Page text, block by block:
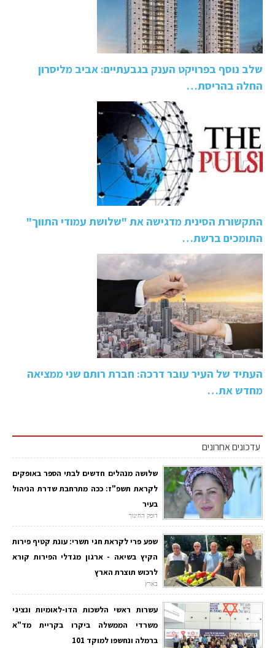
שלב נוסף בפרויקט הענק בגבעתיים: אביב מליסרון
החלה בהריסת…
התקשורת הסינית מדגישה את "שלושת עמודי התווך"
התומכים ברשת…
העתיד של העיר עובר דרכה: חברת רותם שני ממציאה
מחדש את…
עדכונים אחרונים
שלושה מנהלים חדשים לבתי הספר באופקים
לקראת תשפ"ז: ככה מתרחבת שדרת הניהול
בעיר
דופק החינוך
שפע פרי לקראת חגי תשרי: עונת קטיף פירות
הקיץ בשיאה - ארגון מגדלי הפירות קורא
לרכוש תוצרת הארץ
בארץ
עשרות ראשי הלשכות הדו-לאומיות ונציגי
משרדי הממשלה ביקרו בקריית מד"א
ברמלה ונחשפו למוקד 101